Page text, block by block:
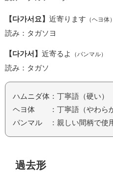
【다가서요】 近寄ります （ヘヨ体）
読み：タガソヨ
【다가서】 近寄るよ （パンマル）
読み：タガソ
ハムニダ体：丁寧語（硬い）
ヘヨ体 ：丁寧語（やわらか
パンマル ：親しい間柄で使
過去形